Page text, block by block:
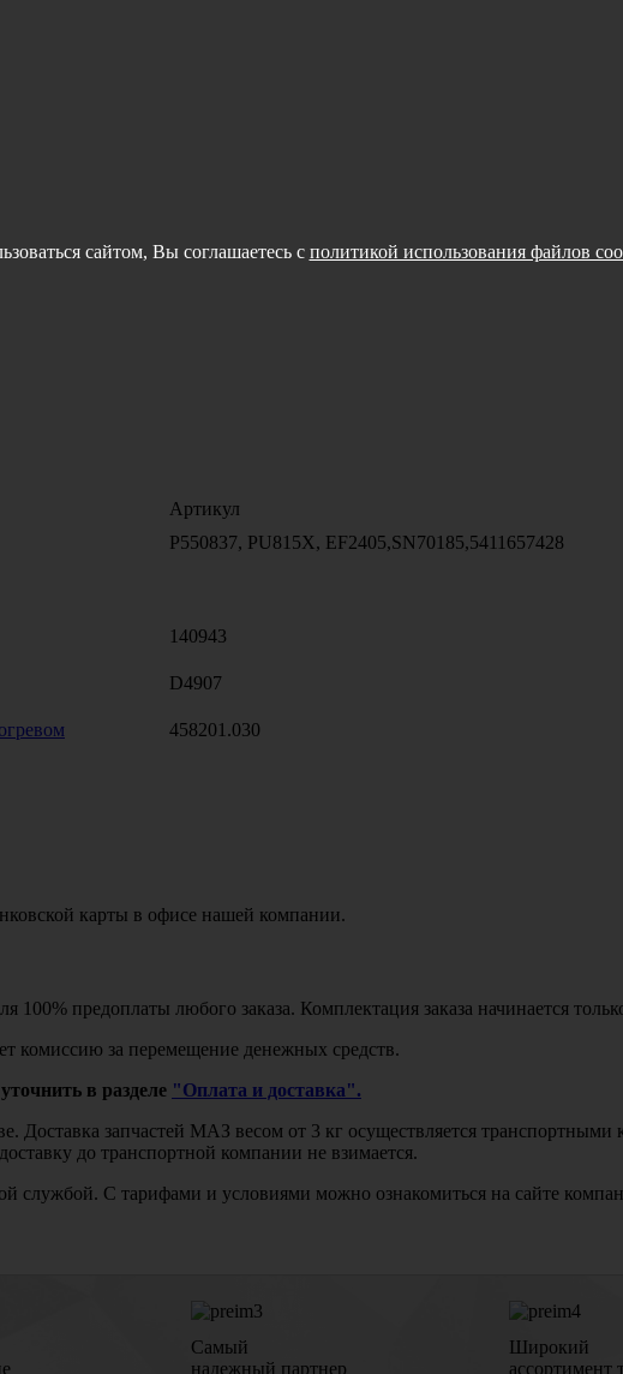
Артикул
P550837, PU815X, EF2405,SN70185,5411657428
140943
D4907
458201.030
карты в офисе нашей компании.
предоплаты любого заказа. Комплектация заказа начинается
за перемещение денежных средств.
в разделе "Оплата и доставка".
Доставка запчастей МАЗ весом от 3 кг осуществляется
до транспортной компании не взимается.
службой. С тарифами и условиями можно ознакомиться на сайте
Самый
надежный партнер
Широкий
ассортимент
сайтом, Вы соглашаетесь с политикой использования файлов